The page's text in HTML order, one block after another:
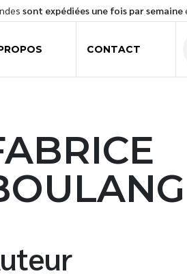
sont expédiées une fois par semaine
CONTACT